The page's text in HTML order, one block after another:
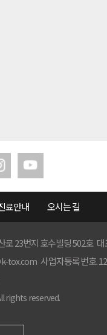
료안내 오시는 길
23번지 호수빌딩 502호 대
tox.com 사업자등록번호.
rights reserved.